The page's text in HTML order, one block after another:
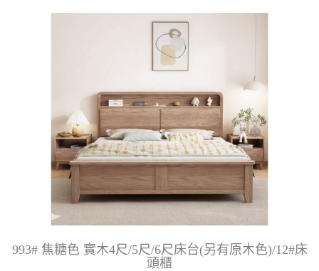
993# 焦糖色 實木4尺/5尺/6尺床台(另有原木色)/12#床
頭櫃